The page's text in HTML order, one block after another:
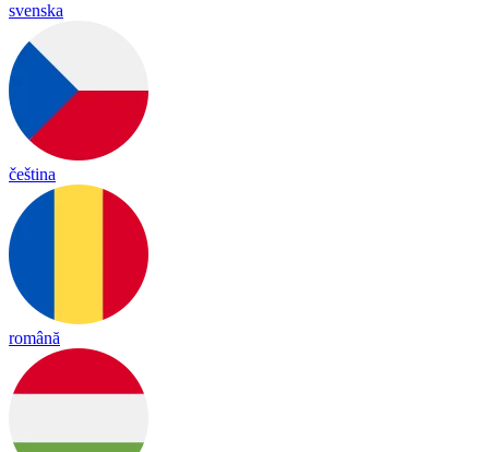
svenska
čeština
română